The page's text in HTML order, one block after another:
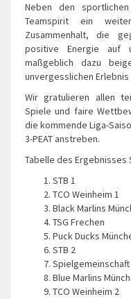
Neben den
Teamspirit ein
Zusammenhalt, die
positive Energie auf
maßgeblich dazu
unvergesslichen Erlebnis
Wir gratulieren allen
Spiele und faire
die kommende Liga-
3-PEAT anstreben.
Tabelle des Ergebnisses
STB 1
TCO Weinheim 1
Black Marlins
TSG Frechen
Puck Ducks
STB 2
Blue Marlins
TCO Weinheim 2